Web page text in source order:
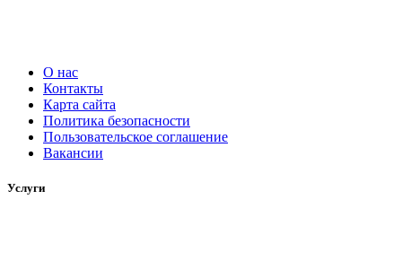
О нас
Контакты
Карта сайта
Политика безопасности
Пользовательское соглашение
Вакансии
Услуги